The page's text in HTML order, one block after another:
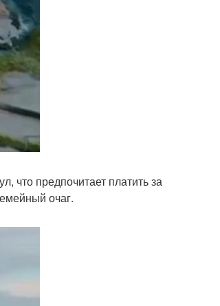
что предпочитает платить за
очаг.